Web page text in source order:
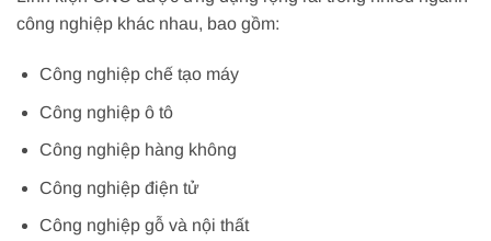
công nghiệp khác nhau, bao gồm:
Công nghiệp chế tạo máy
Công nghiệp ô tô
Công nghiệp hàng không
Công nghiệp điện tử
Công nghiệp gỗ và nội thất